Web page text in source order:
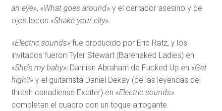
an eye», «What goes around»y el cerrador asesino y de
ojos locos «Shake your city».
«Electric sounds»fue producido por Eric Ratz, y los
invitados fueron Tyler Stewart (Barenaked Ladies) en
«She’s my baby», Damian Abraham de Fucked Up en «Get
high?»y el guitarrista Daniel Dekay (de las leyendas del
thrash canadiense Exciter) en «Electric sounds»
completan el cuadro con un toque arrogante.